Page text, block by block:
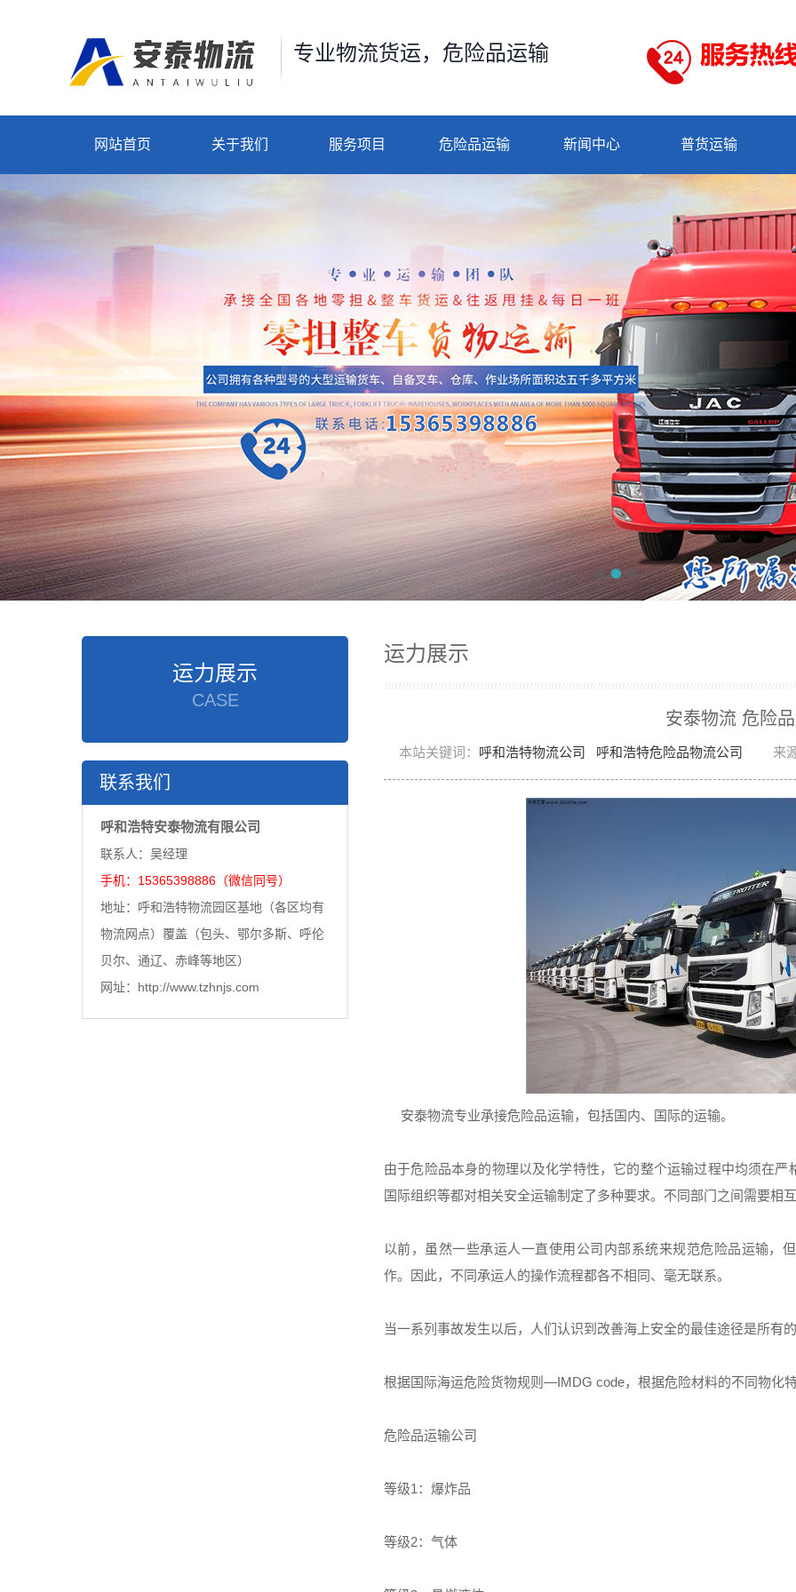
专业物流货运，危险品运输
网站首页 关于我们 服务项目 危险品运输 新闻中心 普货运输
运力展示
CASE
联系我们
呼和浩特安泰物流有限公司
联系人：吴经理
手机：15365398886（微信同号）
地址：呼和浩特物流园区基地（各区均有
物流网点）覆盖（包头、鄂尔多斯、呼伦
贝尔、通辽、赤峰等地区）
网址：http://www.tzhnjs.com
运力展示
安泰物流 危险
本站关键词： 呼和浩特物流公司 呼和浩特危险品物流公司 来
安泰物流专业承接危险品运输，包括国内、国际的运输。
由于危险品本身的物理以及化学特性，它的整个运输过程中均须在
国际组织等都对相关安全运输制定了多种要求。不同部门之间需要相
以前，虽然一些承运人一直使用公司内部系统来规范危险品运输，
作。因此，不同承运人的操作流程都各不相同、毫无联系。
当一系列事故发生以后，人们认识到改善海上安全的最佳途径是所有
根据国际海运危险货物规则—IMDG code，根据危险材料的不同物化
危险品运输公司
等级1：爆炸品
等级2：气体